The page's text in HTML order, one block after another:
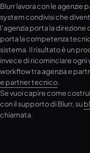
Blurr lavora con le agenzie
system condivisi che
l’agenzia porta la
porta la competenza
sistema. Il risultato è un
invece di ricominciare
workflow tra agenzia e
e partner tecnico.
Se vuoi capire come
con il supporto di Blurr, su
chiamata.